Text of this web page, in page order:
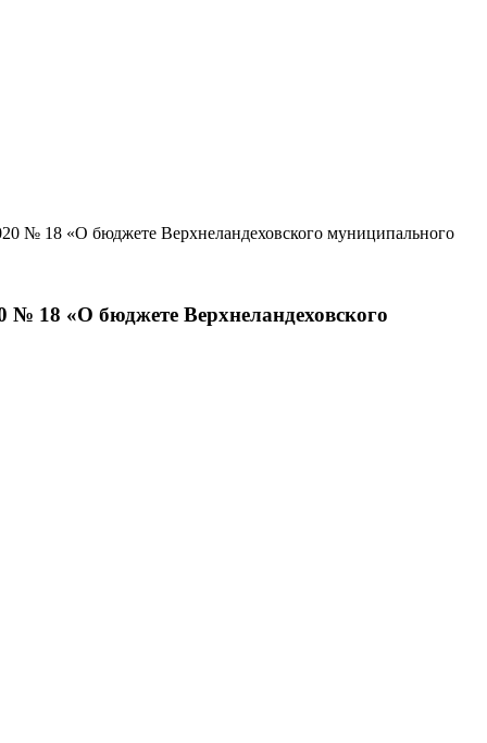
№ 18 «О бюджете Верхнеландеховского муниципального
№ 18 «О бюджете Верхнеландеховского